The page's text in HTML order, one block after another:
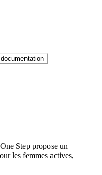
Step propose un
les femmes actives,